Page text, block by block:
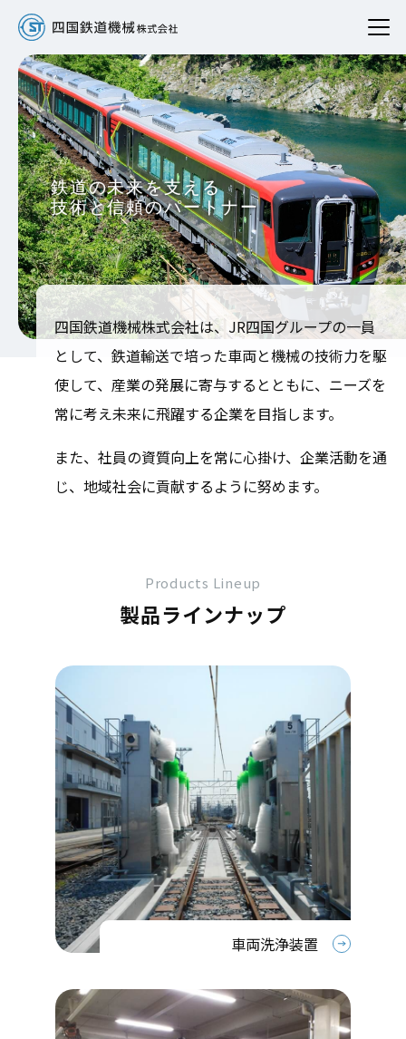
四国鉄道機械株式会社は、JR四国グループの一員
として、鉄道輸送で培った車両と機械の技術力を駆
使して、産業の発展に寄与するとともに、ニーズを
常に考え未来に飛躍する企業を目指します。
また、社員の資質向上を常に心掛け、企業活動を通
じ、地域社会に貢献するように努めます。
Products Lineup
製品ラインナップ
車両洗浄装置